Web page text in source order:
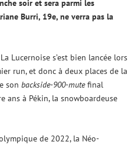
soir et sera parmi les
Burri, 19e, ne verra pas la
Lucernoise s’est bien lancée lors
run, et donc à deux places de la
son backside-900-mutefinal
ans à Pékin, la snowboardeuse
de 2022, la Néo-